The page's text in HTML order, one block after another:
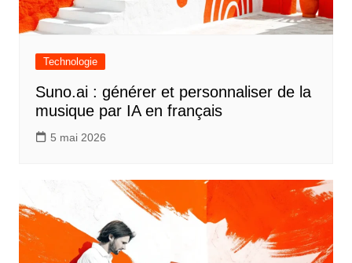
Technologie
Suno.ai : générer et personnaliser de la
musique par IA en français
5 mai 2026